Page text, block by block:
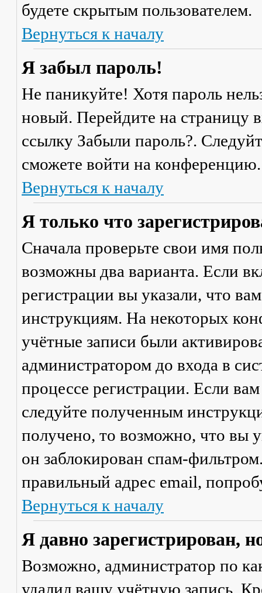
будете скрытым пользователем.
Вернуться к началу
Я забыл пароль!
Не паникуйте! Хотя пароль
новый. Перейдите на страницу
ссылку Забыли пароль?.
сможете войти на конференцию.
Вернуться к началу
Я только что
Сначала проверьте свои имя
возможны два варианта. Если
регистрации вы указали, что
инструкциям. На некоторых
учётные записи были
администратором до входа в
процессе регистрации. Если
следуйте полученным
получено, то возможно, что вы
он заблокирован спам-
правильный адрес email,
Вернуться к началу
Я давно зарегистрирован,
Возможно, администратор по
удалил вашу учётную запись.